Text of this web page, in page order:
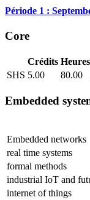
Période 1 :
Core
Crédits Heures
SHS 5.00 80.00
Embedded
Embedded networks
real time systems
formal methods
industrial IoT and
internet of things